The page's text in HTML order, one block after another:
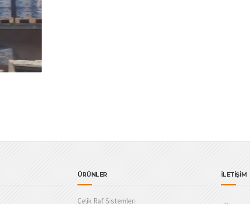
ÜRÜNLER
Çelik Raf Sistemleri
İLETİŞİM